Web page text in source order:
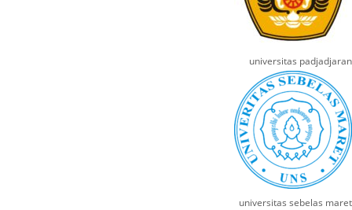
universitas padjadjaran
universitas sebelas maret